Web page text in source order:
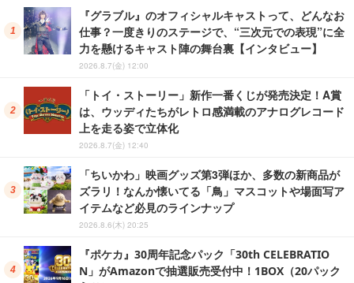
『グラブル』のオフィシャルキャストって、どんなお
仕事？一度きりのステージで、“三次元での表現”に全
力を懸けるキャスト陣の舞台裏【インタビュー】
2026.8.7(金) 12:00
「トイ・ストーリー」新作一番くじが発売決定！A賞
は、ウッディたちがレトロ感満載のアナログレコード
上を走る姿で立体化
2026.8.7(金) 12:40
「ちいかわ」映画グッズ第3弾ほか、多数の新商品が
ズラリ！なんか懐いてる「鳥」マスコットや場面写ア
イテムなど必見のラインナップ
2026.8.6(木) 20:25
『ポケカ』30周年記念パック「30th CELEBRATIO
N」がAmazonで抽選販売受付中！1BOX（20パック